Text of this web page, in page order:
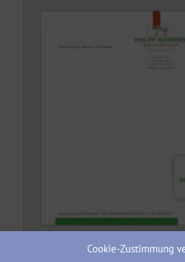
Cookie-Zustimmung